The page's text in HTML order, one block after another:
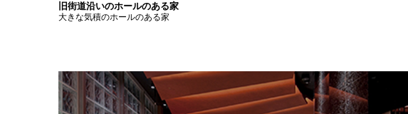
旧街道沿いのホールのある家
大きな気積のホールのある家